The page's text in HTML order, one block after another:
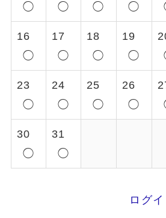
◯
◯
◯
◯
16
◯
17
◯
18
◯
19
◯
23
◯
24
◯
25
◯
26
◯
30
◯
31
◯
ログ